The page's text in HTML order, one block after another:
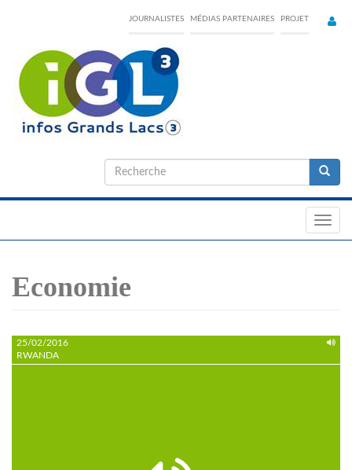
content
JOURNALISTES MÉDIAS PARTENAIRES PROJET
Formulaire
de
Economie
25/02/2016
RWANDA